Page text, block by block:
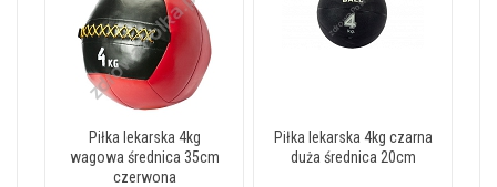
Piłka lekarska 4kg
wagowa średnica 35cm
czerwona
Piłka lekarska 4kg czarna
duża średnica 20cm